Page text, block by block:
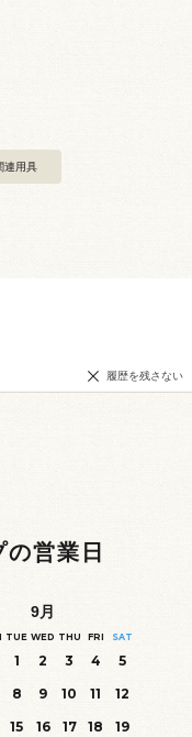
連用具
履歴を残さない
営業日
9月
TUE WED THU FRI SAT
1 2 3 4
5
8 9 10 11
12
15 16 17 18
19